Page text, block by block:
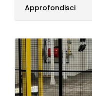
Approfondisci